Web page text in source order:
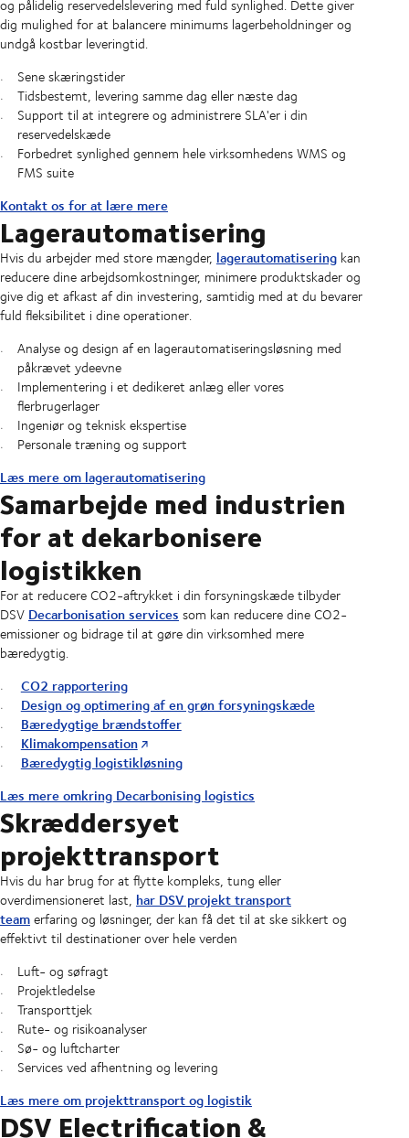
og pålidelig reservedelslevering med fuld synlighed. Dette giver
dig mulighed for at balancere minimums lagerbeholdninger og
undgå kostbar leveringtid.
Sene skæringstider
Tidsbestemt, levering samme dag eller næste dag
Support til at integrere og administrere SLA'er i din
reservedelskæde
Forbedret synlighed gennem hele virksomhedens WMS og
FMS suite
Kontakt os for at lære mere
Lagerautomatisering
Hvis du arbejder med store mængder, lagerautomatisering kan
reducere dine arbejdsomkostninger, minimere produktskader og
give dig et afkast af din investering, samtidig med at du bevarer
fuld fleksibilitet i dine operationer.
Analyse og design af en lagerautomatiseringsløsning med
påkrævet ydeevne
Implementering i et dedikeret anlæg eller vores
flerbrugerlager
Ingeniør og teknisk ekspertise
Personale træning og support
Læs mere om lagerautomatisering
Samarbejde med industrien
for at dekarbonisere
logistikken
For at reducere CO2-aftrykket i din forsyningskæde tilbyder
DSV Decarbonisation services som kan reducere dine CO2-
emissioner og bidrage til at gøre din virksomhed mere
bæredygtig.
CO2 rapportering
Design og optimering af en grøn forsyningskæde
Bæredygtige brændstoffer
Klimakompensation
Bæredygtig logistikløsning
Læs mere omkring Decarbonising logistics
Skræddersyet
projekttransport
Hvis du har brug for at flytte kompleks, tung eller
overdimensioneret last, har DSV projekt transport
teamerfaring og løsninger, der kan få det til at ske sikkert og
effektivt til destinationer over hele verden
Luft- og søfragt
Projektledelse
Transporttjek
Rute- og risikoanalyser
Sø- og luftcharter
Services ved afhentning og levering
Læs mere om projekttransport og logistik
DSV Electrification &